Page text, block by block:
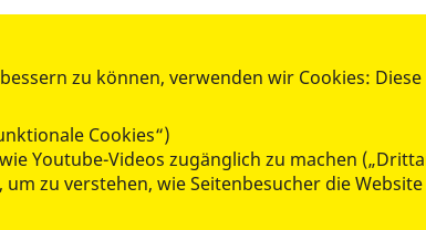
Mitglied werden
Spenden
zu können, verwenden wir Cookies:
Cookies“)
Youtube-Videos zugänglich zu machen
zu verstehen, wie Seitenbesucher die